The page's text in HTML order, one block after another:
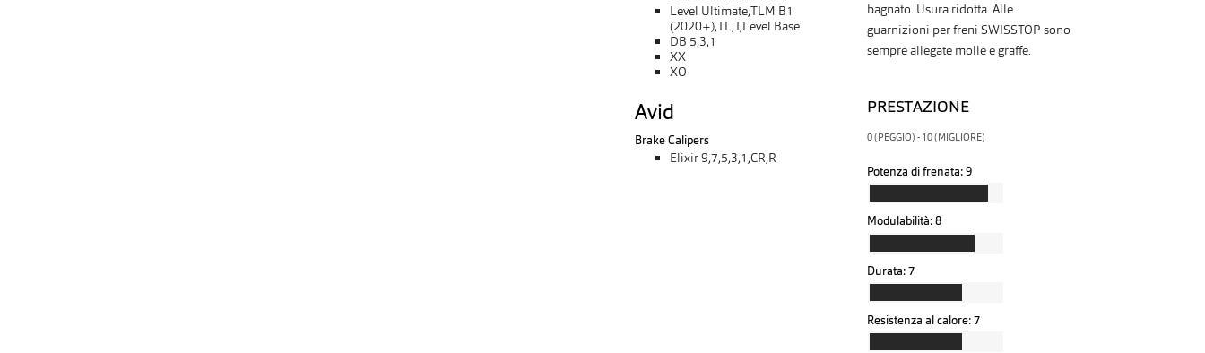
Level Ultimate,TLM B1
(2020+),TL,T,Level Base
DB 5,3,1
XX
XO
Avid
Brake Calipers
Elixir 9,7,5,3,1,CR,R
bagnato. Usura ridotta. Alle
guarnizioni per freni SWISSTOP sono
sempre allegate molle e graffe.
PRESTAZIONE
0 (PEGGIO) - 10 (MIGLIORE)
Potenza di frenata:9
Modulabilità:8
Durata:7
Resistenza al calore:7